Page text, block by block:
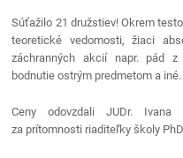
Súťažilo 21 družstiev! Okrem
teoretické vedomosti, žiaci
záchranných akcií napr. pád z
bodnutie ostrým predmetom a iné.
Ceny odovzdali JUDr.
za prítomnosti riaditeľky školy